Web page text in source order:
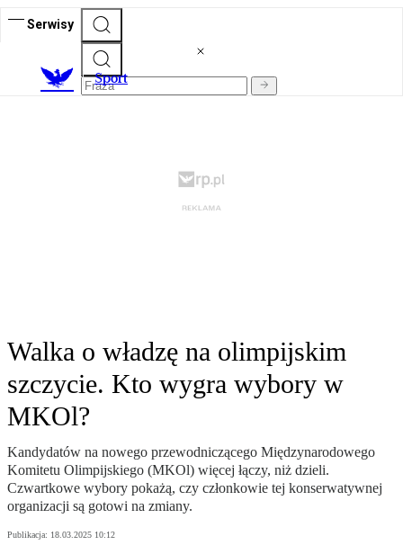
Serwisy
Sport
Walka o władzę na olimpijskim
szczycie. Kto wygra wybory w
MKOl?
Kandydatów na nowego przewodniczącego Międzynarodowego
Komitetu Olimpijskiego (MKOl) więcej łączy, niż dzieli.
Czwartkowe wybory pokażą, czy członkowie tej konserwatywnej
organizacji są gotowi na zmiany.
Publikacja: 18.03.2025 10:12